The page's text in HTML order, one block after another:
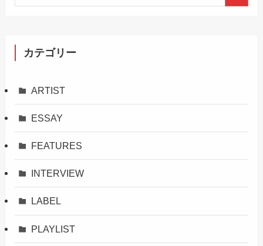
カテゴリー
ARTIST
ESSAY
FEATURES
INTERVIEW
LABEL
PLAYLIST